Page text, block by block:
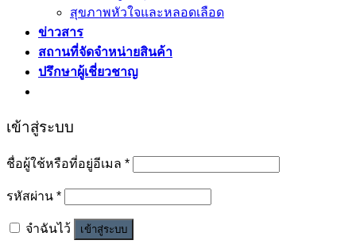
สุขภาพหัวใจและหลอดเลือด
ข่าวสาร
สถานที่จัดจำหน่ายสินค้า
ปรึกษาผู้เชี่ยวชาญ
เข้าสู่ระบบ
ชื่อผู้ใช้หรือที่อยู่อีเมล *
รหัสผ่าน *
จำฉันไว้ เข้าสู่ระบบ